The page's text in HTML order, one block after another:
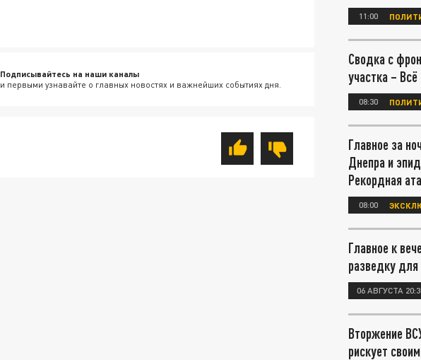
Подписывайтесь на наши каналы
и первыми узнавайте о главных новостях и важнейших событиях дня.
11:00
Сводка с
участка –
08:30
Главное за
Днепра и
Рекордная
08:00
Главное к
разведку для
06 АВГУСТА
Вторжение
рискует